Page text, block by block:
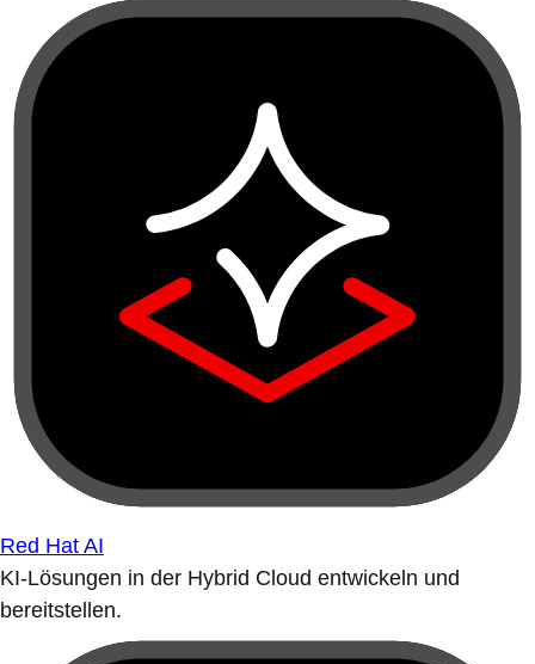
Red Hat AI
KI-Lösungen in der Hybrid Cloud entwickeln und
bereitstellen.